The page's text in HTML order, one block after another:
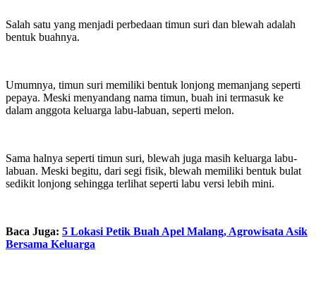
Salah satu yang menjadi perbedaan timun suri dan blewah adalah
bentuk buahnya.
Umumnya, timun suri memiliki bentuk lonjong memanjang seperti
pepaya. Meski menyandang nama timun, buah ini termasuk ke
dalam anggota keluarga labu-labuan, seperti melon.
Sama halnya seperti timun suri, blewah juga masih keluarga labu-
labuan. Meski begitu, dari segi fisik, blewah memiliki bentuk bulat
sedikit lonjong sehingga terlihat seperti labu versi lebih mini.
Baca Juga: 5 Lokasi Petik Buah Apel Malang, Agrowisata Asik
Bersama Keluarga